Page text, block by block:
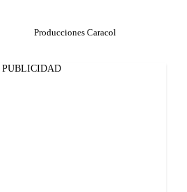
Producciones Caracol
PUBLICIDAD